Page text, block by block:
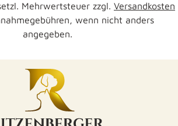
Mehrwertsteuer zzgl. Versandkosten
wenn nicht anders
angegeben.